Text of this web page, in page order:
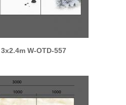
W-OTD-557